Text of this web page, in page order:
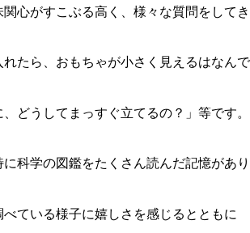
心がすこぶる高く、様々な質問をしてき
たら、おもちゃが小さく見えるはなんで
どうしてまっすぐ立てるの？」等です。
科学の図鑑をたくさん読んだ記憶があり
ている様子に嬉しさを感じるとともに